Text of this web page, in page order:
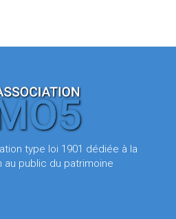
type loi 1901 dédiée à la
public du patrimoine